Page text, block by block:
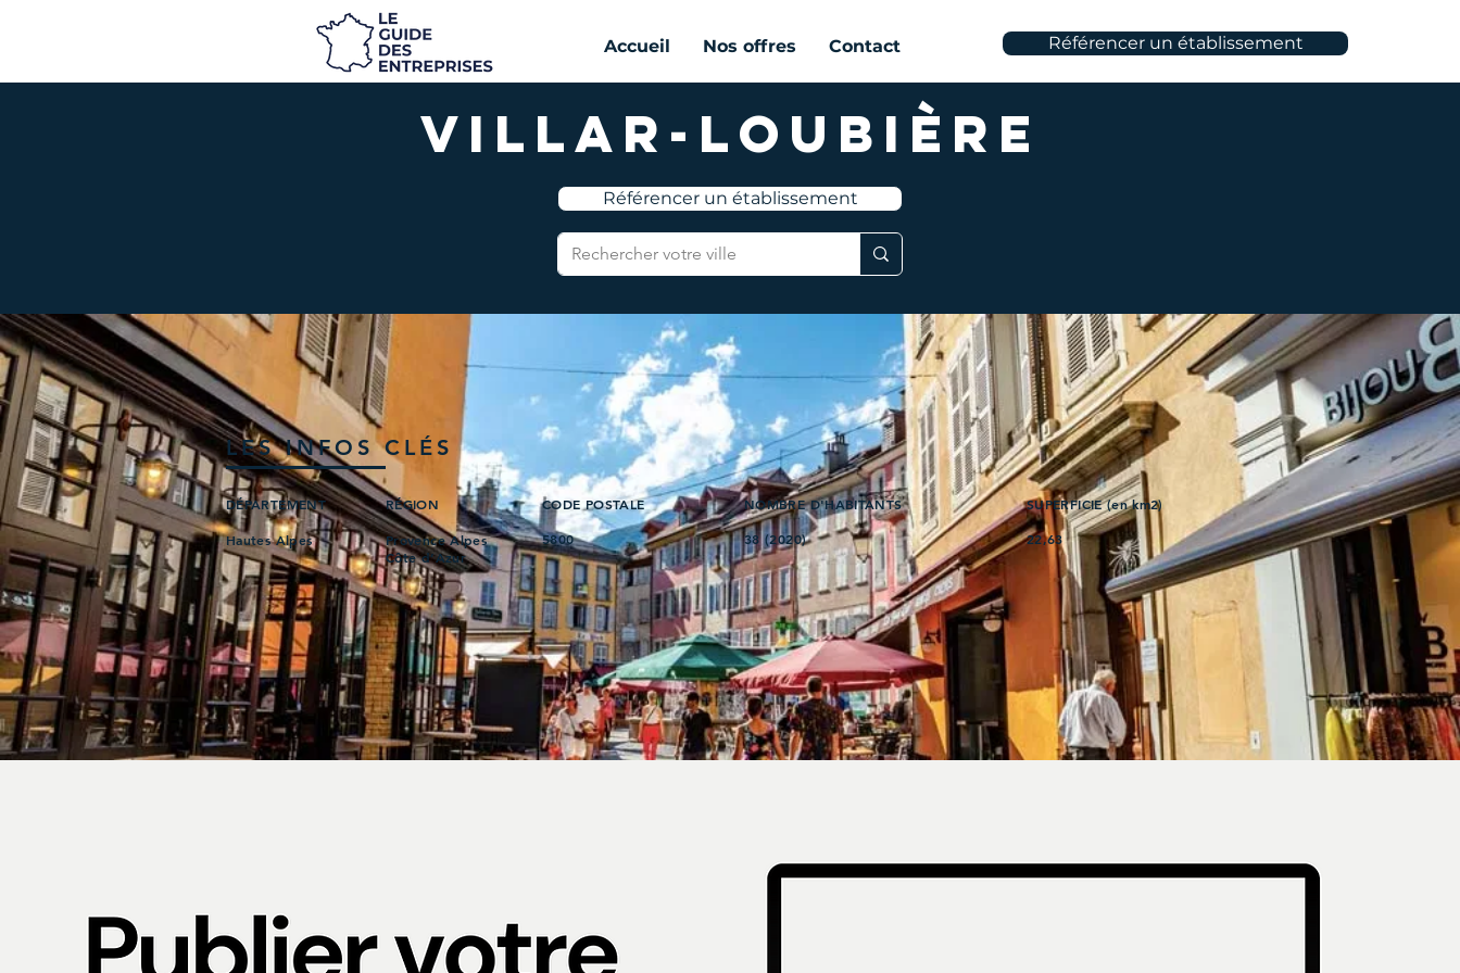
Référencer un établissement
Accueil Nos offres Contact
Villar-Loubière
Référencer un établissement
LES INFOS CLÉS
DÉPARTEMENT
Hautes Alpes
RÉGION
Provence Alpes
Côte d’Azur
CODE POSTALE
5800
NOMBRE D'HABITANTS
38 (2020)
SUPERFICIE (en km2)
22,63